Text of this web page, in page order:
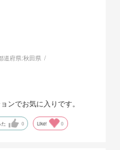
道府県:秋田県
ンでお気に入りです。
0 Like! 0